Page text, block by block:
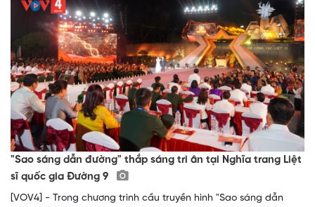
"Sao sáng dẫn đường" thắp sáng tri ân tại Nghĩa trang Liệt
sĩ quốc gia Đường 9
[VOV4] - Trong chương trình cầu truyền hình "Sao sáng dẫn